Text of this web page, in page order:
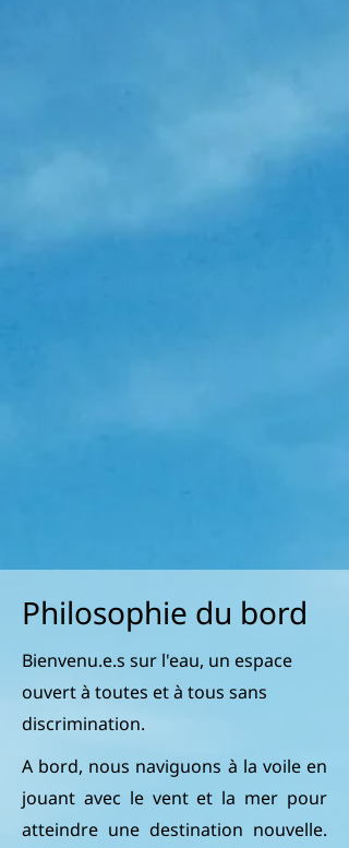
Philosophie du bord
Bienvenu.e.s sur l'eau, un espace
ouvert à toutes et à tous sans
discrimination.
A bord, nous naviguons à la voile en
jouant avec le vent et la mer pour
atteindre une destination nouvelle.